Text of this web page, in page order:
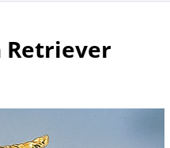
Retriever